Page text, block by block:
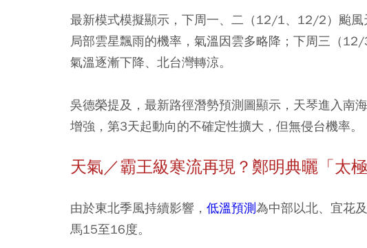
最新模式模擬顯示，下周一、二（12/1、12/2）颱
局部雲星飄雨的機率，氣溫因雲多略降；下周三（
氣溫逐漸下降、北台灣轉涼。
吳德榮提及，最新路徑潛勢預測圖顯示，天琴進入南
增強，第3天起動向的不確定性擴大，但無侵台機率。
天氣／霸王級寒流再現？鄭明典曬「太極
由於東北季風持續影響， 低溫預測為中部以北、宜花
馬15至16度。